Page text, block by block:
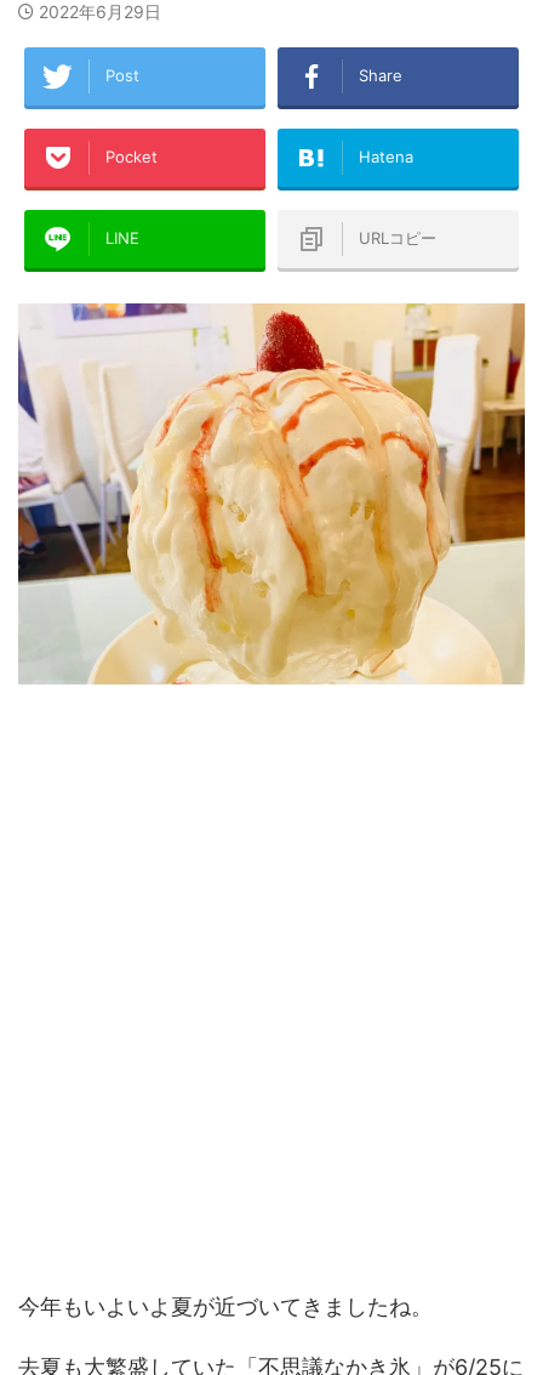
2022年6月29日
Post Share
Pocket Hatena
LINE URLコピー
今年もいよいよ夏が近づいてきましたね。
去夏も大繁盛していた「不思議なかき氷」が6/25に